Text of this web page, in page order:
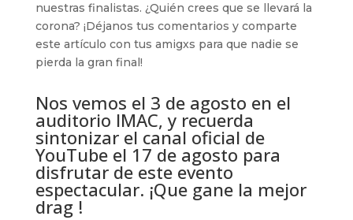
nuestras finalistas. ¿Quién crees que se llevará la
corona? ¡Déjanos tus comentarios y comparte
este artículo con tus amigxs para que nadie se
pierda la gran final!
Nos vemos el 3 de agosto en el
auditorio IMAC, y recuerda
sintonizar el canal oficial de
YouTube el 17 de agosto para
disfrutar de este evento
espectacular. ¡Que gane la mejor
drag !